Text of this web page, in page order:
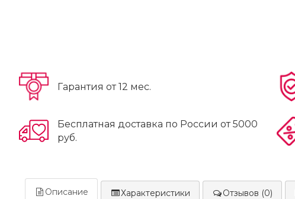
Гарантия от 12 мес.
Бесплатная доставка по России от 5000
руб.
Описание Характеристики Отзывов (0)